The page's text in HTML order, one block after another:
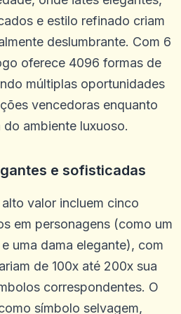
e estilo refinado criam
deslumbrante. Com 6
oferece 4096 formas de
múltiplas oportunidades
vencedoras enquanto
ambiente luxuoso.
e sofisticadas
valor incluem cinco
em personagens (como um
uma dama elegante), com
de 100x até 200x sua
correspondentes. O
símbolo selvagem,
sobre nada
Essa plataforma vem fazendo
de primeira linha. Primeiro
em categorias como slots,
ao vivo, simplificando explorar.
foi direto, permitindo que eu
O que se destacou imediatamente foi
Entre eles, o código promocional do
oferecendo um bônus sem
(FS) em jogos específicos em um
uma oferta tão lucrativa sem
a tentar. Usando o código